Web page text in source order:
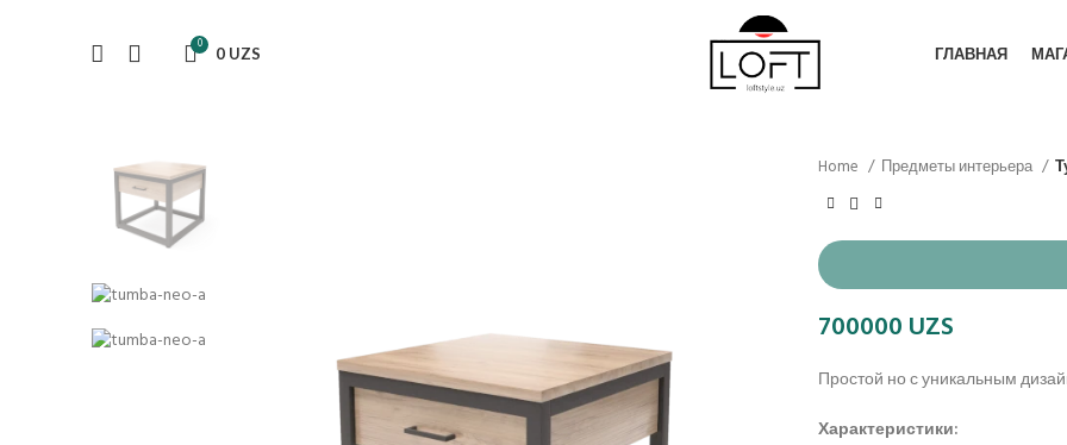
0 0 UZS ГЛАВНАЯ
Home Предметы интерьера
700000 UZS
Простой но с уникальным
Характеристики: